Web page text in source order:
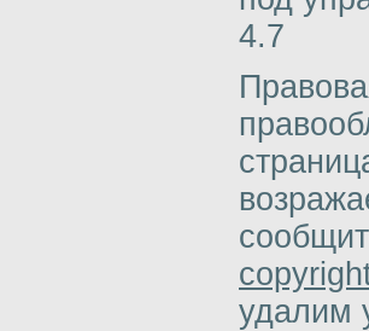
4.7
удалим